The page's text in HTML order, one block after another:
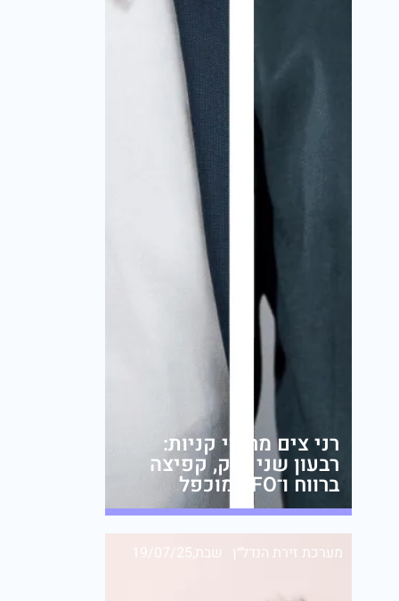
רני צים מרכזי קניות:
רבעון שני חזק, קפיצה
ברווח ו־FFO מוכפל
מערכת זירת הנדל״ן שבת,19/07/25